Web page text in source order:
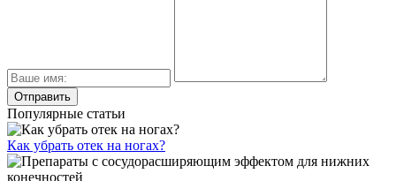
Популярные статьи
Как убрать отек на ногах?